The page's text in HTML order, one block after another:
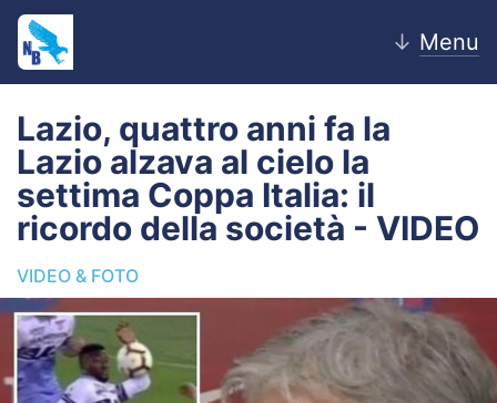
↓ Menu
Home
News
Editoriale
Pagelle
Settore Giovanile
Lazio, quattro anni fa la
Lazio alzava al cielo la
settima Coppa Italia: il
ricordo della società - VIDEO
VIDEO & FOTO